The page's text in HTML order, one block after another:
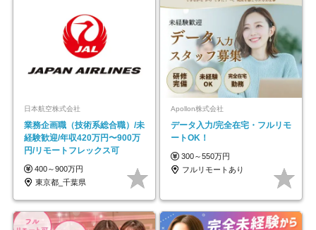
日本航空株式会社
業務企画職（技術系総合職）/未
経験歓迎/年収420万円〜900万
円/リモートフレックス可
400～900万円
東京都_千葉県
Apollon株式会社
データ入力/完全在宅・フルリモ
ートOK！
300～550万円
フルリモートあり